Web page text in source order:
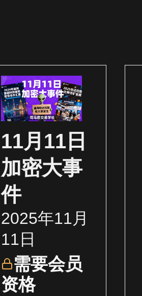
11月11日
加密大事
件
2025年11月
11日
需要会员
资格